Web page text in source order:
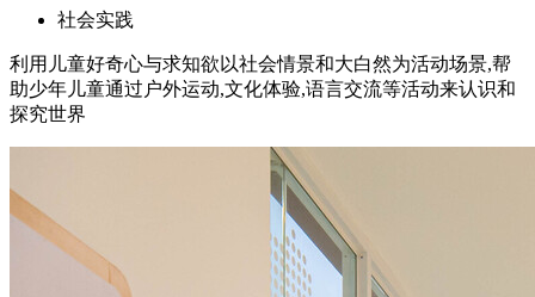
社会实践
利用儿童好奇心与求知欲以社会情景和大白然为活动场景,帮
助少年儿童通过户外运动,文化体验,语言交流等活动来认识和
探究世界